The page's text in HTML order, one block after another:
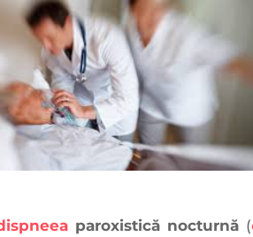
paroxistică nocturnă (